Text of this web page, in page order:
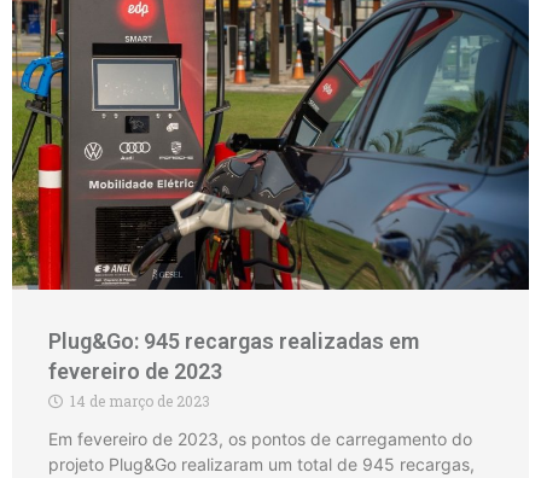
Plug&Go: 945 recargas realizadas em
fevereiro de 2023
14 de março de 2023
Em fevereiro de 2023, os pontos de carregamento do
projeto Plug&Go realizaram um total de 945 recargas,